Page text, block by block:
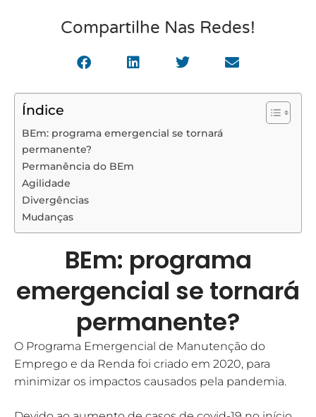
Compartilhe Nas Redes!
Índice
BEm: programa emergencial se tornará
permanente?
Permanência do BEm
Agilidade
Divergências
Mudanças
BEm: programa
emergencial se tornará
permanente?
O Programa Emergencial de Manutenção do
Emprego e da Renda foi criado em 2020, para
minimizar os impactos causados pela pandemia.